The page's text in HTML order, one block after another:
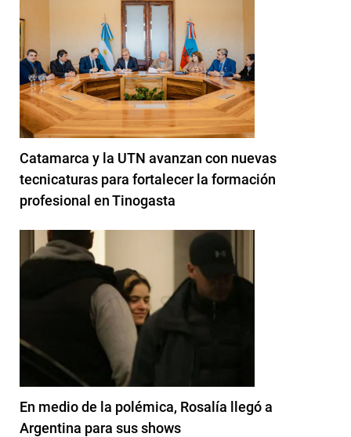
Catamarca y la UTN avanzan con nuevas
tecnicaturas para fortalecer la formación
profesional en Tinogasta
En medio de la polémica, Rosalía llegó a
Argentina para sus shows